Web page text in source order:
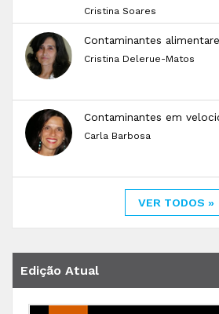
Cristina Soares
Contaminantes
Cristina Delerue-Matos
Contaminantes em
Carla Barbosa
VER TODOS »
Edição Atual